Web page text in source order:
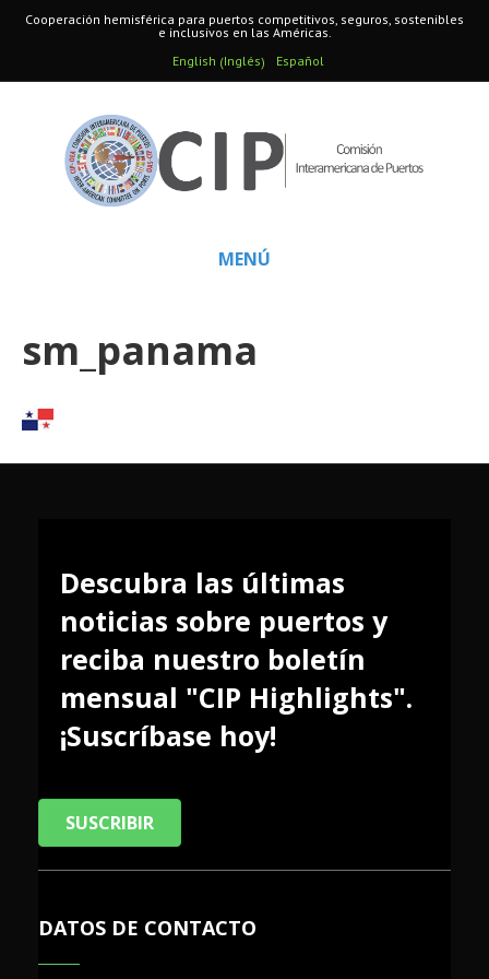
Cooperación hemisférica para puertos competitivos, seguros, sostenibles
e inclusivos en las Américas.
English (Inglés) Español
MENÚ
sm_panama
Descubra las últimas
noticias sobre puertos y
reciba nuestro boletín
mensual "CIP Highlights".
¡Suscríbase hoy!
SUSCRIBIR
DATOS DE CONTACTO